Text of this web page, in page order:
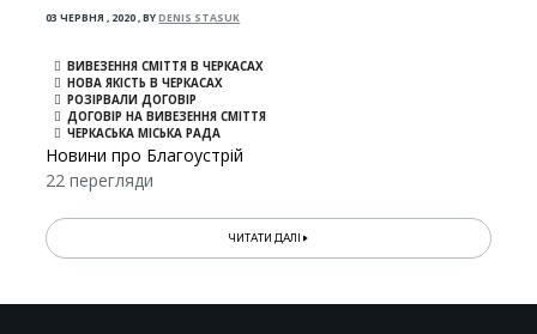
03 ЧЕРВНЯ , 2020,BYDENIS STASUK
ВИВЕЗЕННЯ СМІТТЯ В ЧЕРКАСАХ
НОВА ЯКІСТЬ В ЧЕРКАСАХ
РОЗІРВАЛИ ДОГОВІР
ДОГОВІР НА ВИВЕЗЕННЯ СМІТТЯ
ЧЕРКАСЬКА МІСЬКА РАДА
Новини про Благоустрій
22 перегляди
ЧИТАТИ ДАЛІ